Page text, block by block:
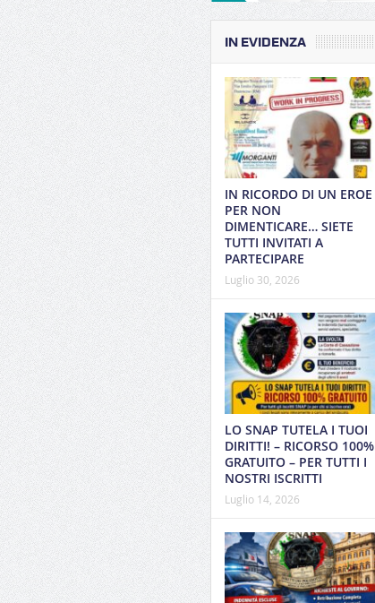
IN EVIDENZA
IN RICORDO DI UN EROE
PER NON
DIMENTICARE… SIETE
TUTTI INVITATI A
PARTECIPARE
Luglio 30, 2026
LO SNAP TUTELA I TUOI
DIRITTI! – RICORSO 100%
GRATUITO – PER TUTTI I
NOSTRI ISCRITTI
Luglio 14, 2026